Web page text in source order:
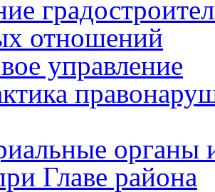
отношений
управление
органы
Главе района